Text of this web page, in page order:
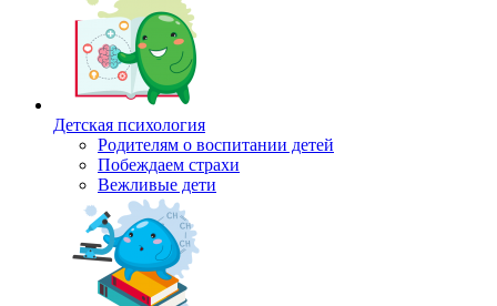
Детская психология
Родителям о воспитании детей
Побеждаем страхи
Вежливые дети